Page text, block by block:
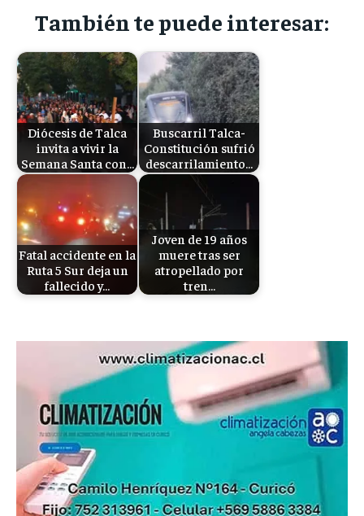
También te puede interesar:
Diócesis de Talca
invita a vivir la
Semana Santa con…
Buscarril Talca-
Constitución sufrió
descarrilamiento…
Fatal accidente en la
Ruta 5 Sur deja un
fallecido y…
Joven de 19 años
muere tras ser
atropellado por
tren…